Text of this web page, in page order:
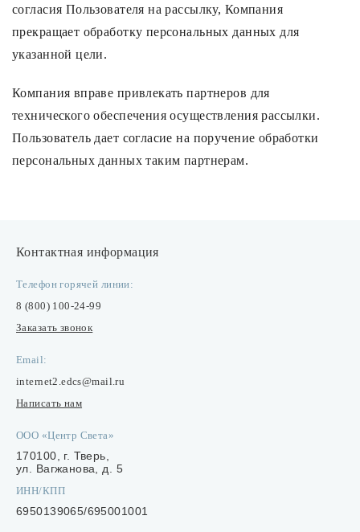
согласия Пользователя на рассылку, Компания
прекращает обработку персональных данных для
указанной цели.
Компания вправе привлекать партнеров для
технического обеспечения осуществления рассылки.
Пользователь дает согласие на поручение обработки
персональных данных таким партнерам.
Контактная информация
Телефон горячей линии:
8 (800) 100-24-99
Заказать звонок
Email:
internet2.edcs@mail.ru
Написать нам
ООО «Центр Света»
170100, г. Тверь,
ул. Вагжанова, д. 5
ИНН/КПП
6950139065/695001001